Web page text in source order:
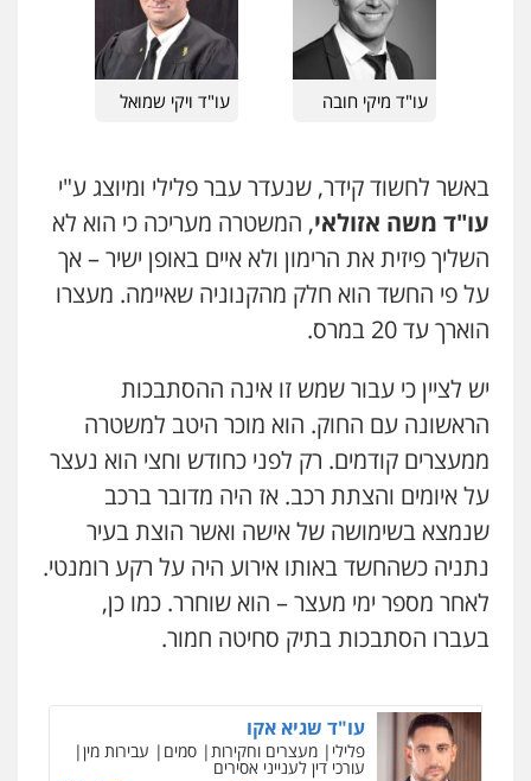
עו"ד מיקי חובה עו"ד ויקי שמואל
באשר לחשוד קידר, שנעדר עבר פלילי ומיוצג ע"י
עו"ד משה אזולאי, המשטרה מעריכה כי הוא לא
השליך פיזית את הרימון ולא איים באופן ישיר – אך
על פי החשד הוא חלק מהקנוניה שאיימה. מעצרו
הוארך עד 20 במרס.
יש לציין כי עבור שמש זו אינה ההסתבכות
הראשונה עם החוק. הוא מוכר היטב למשטרה
ממעצרים קודמים. רק לפני כחודש וחצי הוא נעצר
על איומים והצתת רכב. אז היה מדובר ברכב
שנמצא בשימושה של אישה ואשר הוצת בעיר
נתניה כשהחשד באותו אירוע היה על רקע רומנטי.
לאחר מספר ימי מעצר – הוא שוחרר. כמו כן,
בעברו הסתבכות בתיק סחיטה חמור.
עו"ד אבי כהן
פלילי פשיעה חמורה קטינים אלימות
סמים
ויקי שמואל – משרד עו"ד
פלילי משפט פלילי
0528959600
קורל קרוז – עורך דין פלילי
0545437431
עו"ד עלי סעדי
פשיעה חמורה
ומעצרים
0508824984
עו"ד תומר בנישתי
פלילי מעצרים וחקירות צווארון לבן פשיעה
חמורה
עו"ד שגיא אקו
פלילי מעצרים וחקירות סמים עבירות מין
עורכי דין לענייני אסירים